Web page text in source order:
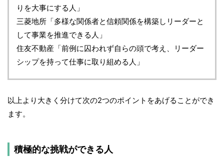
りを大事にする人」
三菱地所「多様な関係者と信頼関係を構築しリーダーと
して事業を推進できる人」
住友不動産「前例に囚われず自らの頭で考え、リーダー
シップを持って仕事に取り組める人」
以上より大きく分けて次の2つのポイントをあげることができ
ます。
積極的な挑戦ができる人